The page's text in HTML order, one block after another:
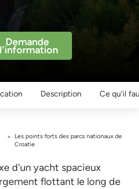
Demande
Description Ce qu'il
>
Les points forts des parcs nationaux de
Croatie
d'un yacht spacieux
flottant le long de